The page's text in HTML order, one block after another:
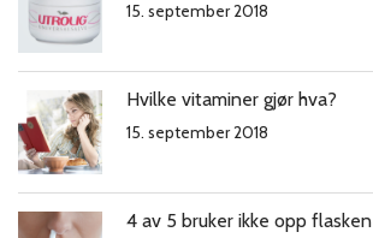
15. september 2018
Hvilke vitaminer gjør hva?
15. september 2018
4 av 5 bruker ikke opp flasken